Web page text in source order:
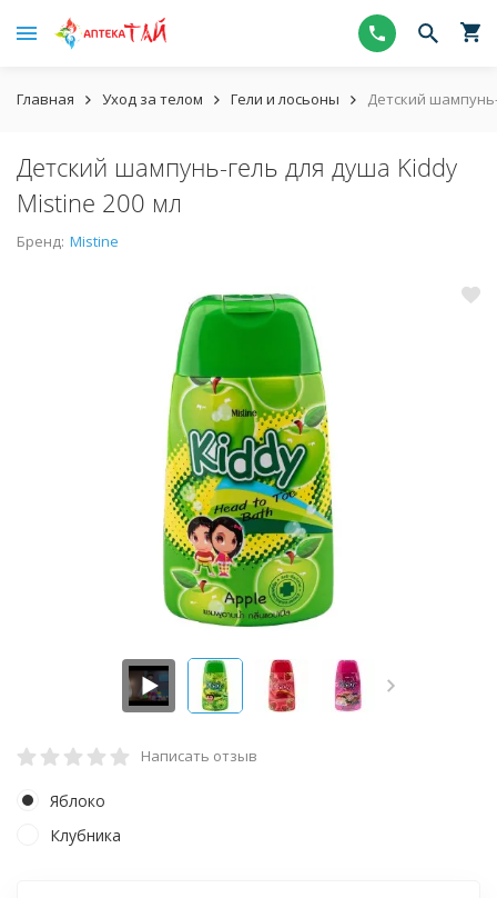
Главная Уход за телом Гели и лосьоны Детский
Детский шампунь-гель для душа Kiddy
Mistine 200 мл
Бренд: Mistine
Написать отзыв
Яблоко
Клубника